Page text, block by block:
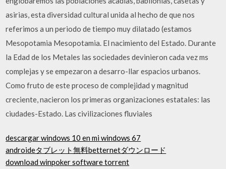
asirias, esta diversidad cultural unida al hecho de que nos
referimos a un periodo de tiempo muy dilatado (estamos
Mesopotamia Mesopotamia. El nacimiento del Estado. Durante
la Edad de los Metales las sociedades devinieron cada vez ms
complejas y se empezaron a desarro-llar espacios urbanos.
Como fruto de este proceso de complejidad y magnitud
creciente, nacieron los primeras organizaciones estatales: las
ciudades-Estado. Las civilizaciones fluviales
descargar windows 10 en mi windows 67
androideタブレット無料betternetダウンロード
download winpoker software torrent